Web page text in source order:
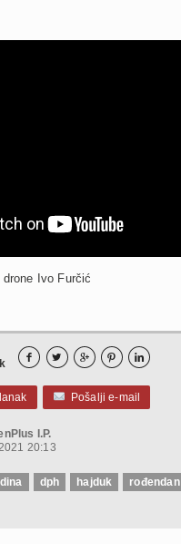
Ivo Furčić
    
Pošalji e-mail
I.P.
20:13
dph hajduk
rođendan